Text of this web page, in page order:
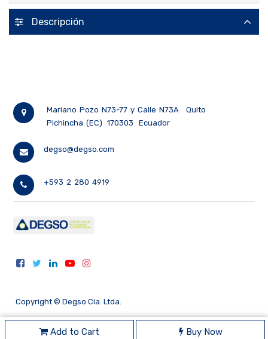
Add to Cart Buy Now
Descripción
Mariano Pozo N73-77 y Calle N73A
Quito
Pichincha (EC)
170303 Ecuador
degso@degso.com
+593 2 280 4919
Copyright © Degso Cía. Ltda.